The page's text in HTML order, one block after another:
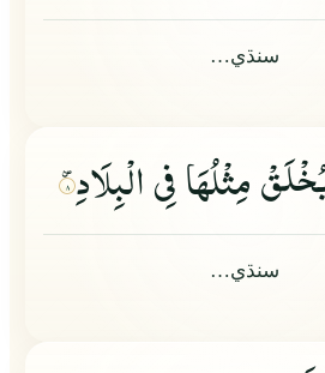
سنڌي…
مِثْلُهَا فِی الْبِلَادِ ۸
سنڌي…